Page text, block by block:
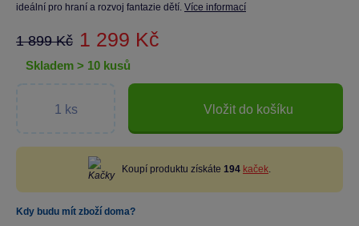
ideální pro hraní a rozvoj fantazie dětí. Více informací
1 899 Kč 1 299 Kč
skladem > 10 kusů
Vložit do košíku
Koupí produktu získáte 194 kaček.
Kdy budu mít zboží doma?